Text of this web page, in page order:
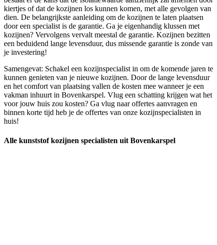
kiertjes of dat de kozijnen los kunnen komen, met alle gevolgen van
dien. De belangrijkste aanleiding om de kozijnen te laten plaatsen
door een specialist is de garantie. Ga je eigenhandig klussen met
kozijnen? Vervolgens vervalt meestal de garantie. Kozijnen bezitten
een beduidend lange levensduur, dus missende garantie is zonde van
je investering!
Samengevat: Schakel een kozijnspecialist in om de komende jaren te
kunnen genieten van je nieuwe kozijnen. Door de lange levensduur
en het comfort van plaatsing vallen de kosten mee wanneer je een
vakman inhuurt in Bovenkarspel. Vlug een schatting krijgen wat het
voor jouw huis zou kosten? Ga vlug naar offertes aanvragen en
binnen korte tijd heb je de offertes van onze kozijnspecialisten in
huis!
Alle kunststof kozijnen specialisten uit Bovenkarspel